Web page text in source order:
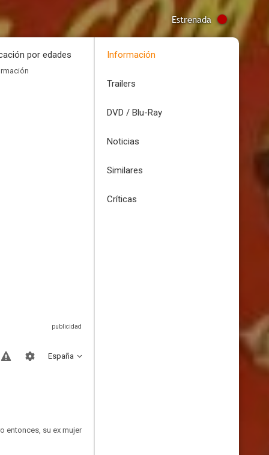
Estrenada
por edades
España
entonces, su ex mujer
Información
Trailers
DVD / Blu-Ray
Noticias
Similares
Críticas